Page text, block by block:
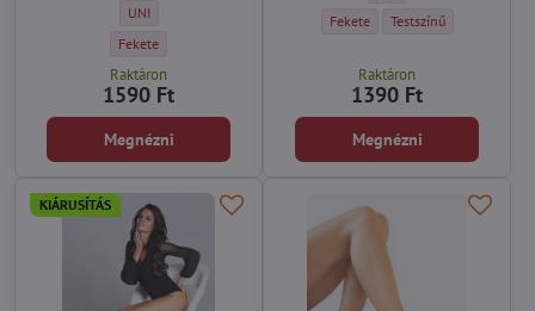
Női pamut titokzokni átlátszó szilikonpánttal COTTON OPEN HEEL
UNI
Női pamut titokzokni átlátszó szilikonpánttal COTTON OPEN HEEL
Fekete
Raktáron
1590 Ft
Megnézni
Vékony pöttyös női zokni FORTE
Fekete Vékony pöttyös női
Testszínű
Raktáron
1390 Ft
Megnézni
KIÁRUSÍTÁS